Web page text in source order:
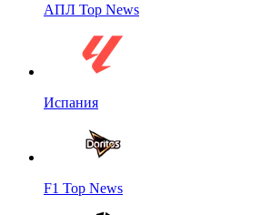
АПЛ Top News
Испания
F1 Top News